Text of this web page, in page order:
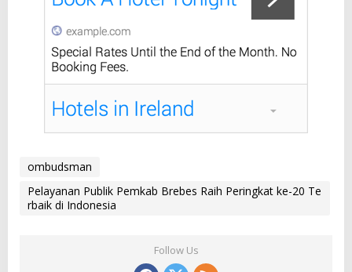
ombudsman
Pelayanan Publik Pemkab Brebes Raih Peringkat ke-20 Te
rbaik di Indonesia
Follow Us